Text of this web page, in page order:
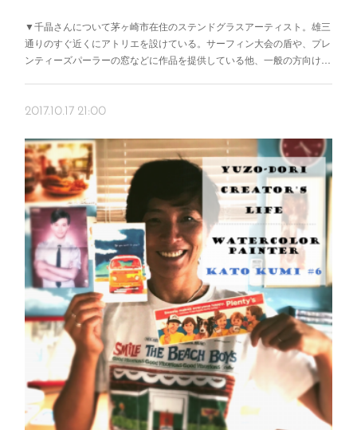
▼千晶さんについて茅ヶ崎市在住のステンドグラスアーティスト。雄三
通りのすぐ近くにアトリエを設けている。サーフィン大会の盾や、プレ
ンティーズパーラーの窓などに作品を提供している他、一般の方向け…
2017.10.17 21:00